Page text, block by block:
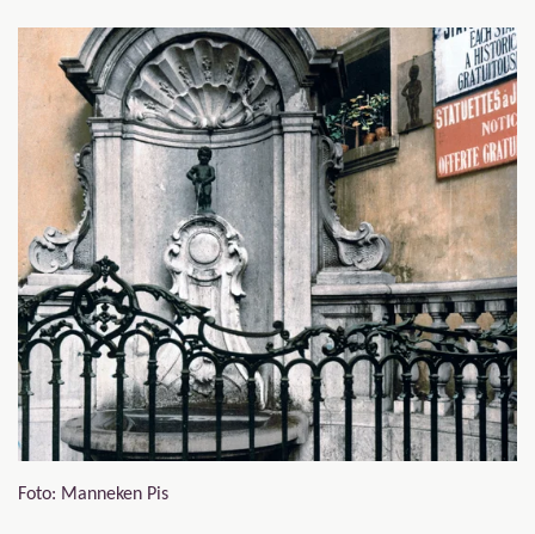
Foto: Manneken Pis